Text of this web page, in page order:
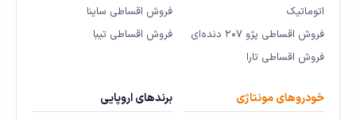
اتوماتیک
فروش اقساطی پژو ۲۰۷ دنده‌ای
فروش اقساطی تارا
فروش اقساطی ساینا
فروش اقساطی تیبا
خودروهای مونتاژی برندهای اروپایی